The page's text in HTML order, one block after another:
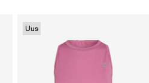
Uus